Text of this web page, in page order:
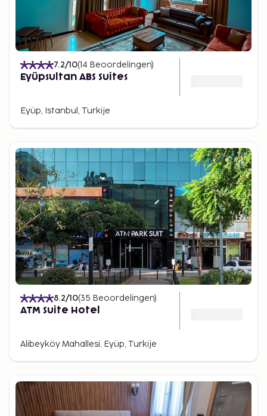
7.2/10(14 Beoordelingen)
Eyüpsultan ABS Suites
Eyüp, Istanbul, Turkije
8.2/10(35 Beoordelingen)
ATM Suite Hotel
Alibeyköy Mahallesi, Eyüp, Turkije